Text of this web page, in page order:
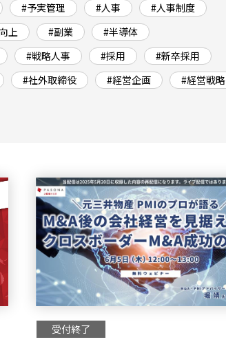
#予実管理 #人事
#人事制度
上 #副業
#半導体
#戦略人事 #採用
#新卒採用
#社外取締役 #経営企画
#経営戦略
受付終了